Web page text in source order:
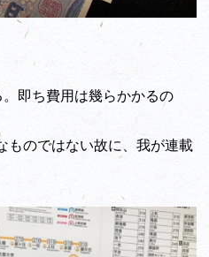
即ち費用は幾らかかるの
ものではない故に、我が連載